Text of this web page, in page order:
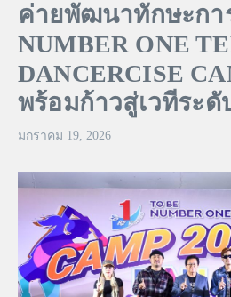
ค่ายพัฒนาทักษะกา
NUMBER ONE
DANCERCISE
พร้อมก้าวสู่เวทีระดั
มกราคม 19, 2026